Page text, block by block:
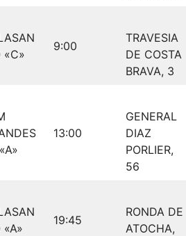
«C»
9:00
TRAVESIA
DE COSTA
BRAVA, 3
13:00
GENERAL
DIAZ
PORLIER,
56
«A»
19:45
RONDA DE
ATOCHA,